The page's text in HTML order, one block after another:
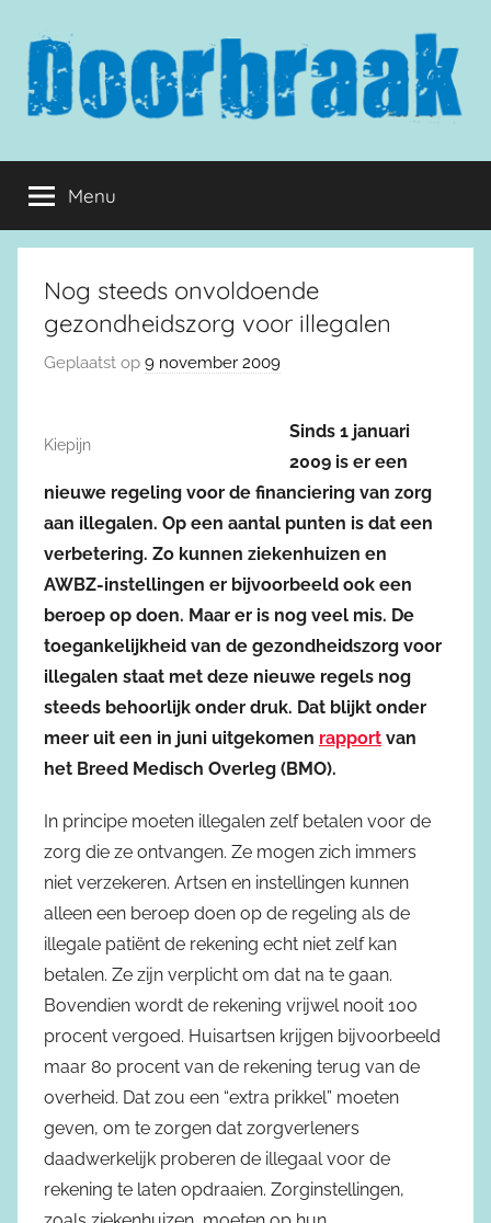
inhoud
springen
Doorbraak.eu
Menu
Nog steeds onvoldoende
gezondheidszorg voor illegalen
Geplaatst op 9 november 2009
Kiepijn
Sinds 1 januari
2009 is er een
nieuwe regeling voor de financiering van zorg
aan illegalen. Op een aantal punten is dat een
verbetering. Zo kunnen ziekenhuizen en
AWBZ-instellingen er bijvoorbeeld ook een
beroep op doen. Maar er is nog veel mis. De
toegankelijkheid van de gezondheidszorg voor
illegalen staat met deze nieuwe regels nog
steeds behoorlijk onder druk. Dat blijkt onder
meer uit een in juni uitgekomen rapport van
het Breed Medisch Overleg (BMO).
In principe moeten illegalen zelf betalen voor de
zorg die ze ontvangen. Ze mogen zich immers
niet verzekeren. Artsen en instellingen kunnen
alleen een beroep doen op de regeling als de
illegale patiënt de rekening echt niet zelf kan
betalen. Ze zijn verplicht om dat na te gaan.
Bovendien wordt de rekening vrijwel nooit 100
procent vergoed. Huisartsen krijgen bijvoorbeeld
maar 80 procent van de rekening terug van de
overheid. Dat zou een “extra prikkel” moeten
geven, om te zorgen dat zorgverleners
daadwerkelijk proberen de illegaal voor de
rekening te laten opdraaien. Zorginstellingen,